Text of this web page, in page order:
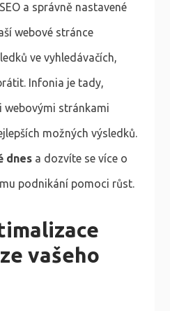
a správně nastavené
webové stránce
ve vyhledávačích,
Infonia je tady,
webovými stránkami
možných výsledků.
dnesa dozvíte se více o
podnikání pomoci růst.
vašeho